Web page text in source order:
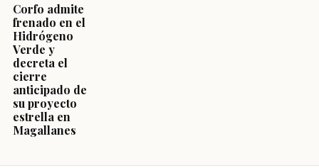
Corfo admite
frenado en el
Hidrógeno
Verde y
decreta el
cierre
anticipado de
su proyecto
estrella en
Magallanes